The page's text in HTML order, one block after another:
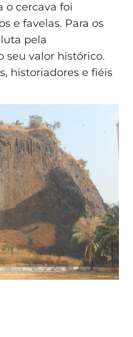
o cercava foi
e favelas. Para os
pela
seu valor histórico.
historiadores e fiéis